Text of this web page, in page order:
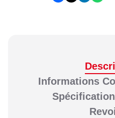
Informations